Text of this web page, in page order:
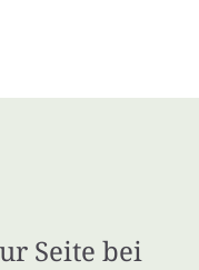
Seite bei